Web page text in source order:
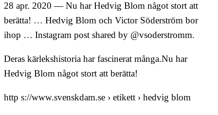
28 apr. 2020 — Nu har Hedvig Blom något stort att
berätta! … Hedvig Blom och Victor Söderström bor
ihop … Instagram post shared by @vsoderstromm.
Deras kärlekshistoria har fascinerat många.Nu har
Hedvig Blom något stort att berätta!
http s://www.svenskdam.se › etikett › hedvig blom